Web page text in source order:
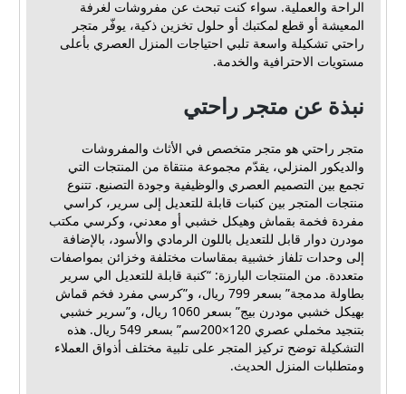
الراحة والعملية. سواء كنت تبحث عن مفروشات لغرفة
المعيشة أو قطع لمكتبك أو حلول تخزين ذكية، يوفّر متجر
راحتي تشكيلة واسعة تلبي احتياجات المنزل العصري بأعلى
مستويات الاحترافية والخدمة.
نبذة عن متجر راحتي
متجر راحتي هو متجر متخصص في الأثاث والمفروشات
والديكور المنزلي، يقدّم مجموعة منتقاة من المنتجات التي
تجمع بين التصميم العصري والوظيفية وجودة التصنيع. تتنوع
منتجات المتجر بين كنبات قابلة للتعديل إلى سرير، كراسي
مفردة فخمة بقماش وهيكل خشبي أو معدني، وكرسي مكتب
مودرن دوار قابل للتعديل باللون الرمادي والأسود، بالإضافة
إلى وحدات تلفاز خشبية بمقاسات مختلفة وخزائن بمواصفات
متعددة. من المنتجات البارزة: “كنبة قابلة للتعديل الي سرير
بطاولة مدمجة” بسعر 799 ريال، و”كرسي مفرد فخم قماش
بهيكل خشبي مودرن بيج” بسعر 1060 ريال، و”سرير خشبي
بتنجيد مخملي عصري 120×200سم” بسعر 549 ريال. هذه
التشكيلة توضح تركيز المتجر على تلبية مختلف أذواق العملاء
ومتطلبات المنزل الحديث.